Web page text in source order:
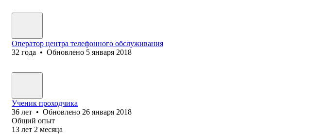
Оператор центра телефонного обслуживания
32 года • Обновлено 5 января 2018
Ученик проходчика
36 лет • Обновлено 26 января 2018
Общий опыт
13 лет 2 месяца